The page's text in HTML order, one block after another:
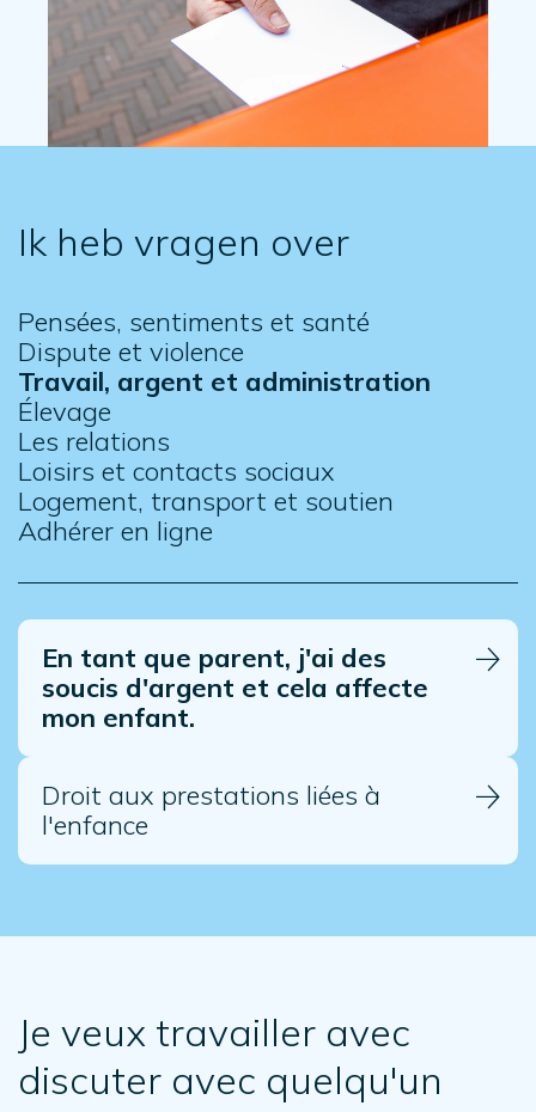
Ik heb vragen over
Pensées, sentiments et santé
Dispute et violence
Travail, argent et administration
Élevage
Les relations
Loisirs et contacts sociaux
Logement, transport et soutien
Adhérer en ligne
En tant que parent, j'ai des
soucis d'argent et cela affecte
mon enfant.
Droit aux prestations liées à
l'enfance
Je veux travailler avec
discuter avec quelqu'un